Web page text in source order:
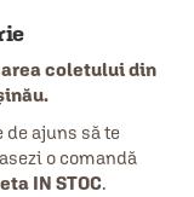
coletului din
ajuns să te
o comandă
IN STOC.